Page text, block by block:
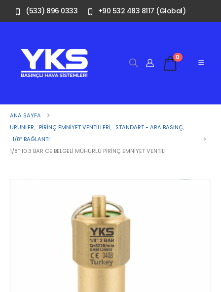
(533) 896 0333 +90 532 483 8117 (Global)
0
ANA SAYFA
ÜRÜNLER, PIRINÇ EMNIYET VENTILLERI, STANDART - ARA BASINÇ,
1/8″ BAĞLANTI
1/8” 10.3 BAR CE BELGELI MÜHÜRLÜ PIRINÇ EMNIYET VENTILI